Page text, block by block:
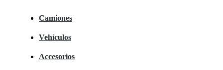
Camiones
Vehículos
Accesorios